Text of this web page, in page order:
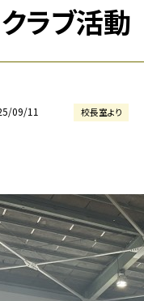
ラブ活動
09/11 校長室より